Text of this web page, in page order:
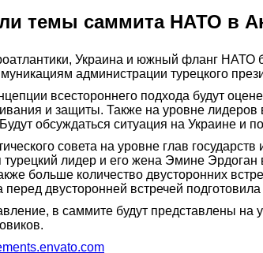
темы саммита НАТО в
Украина и южный фланг НАТО
администрации турецкого
всестороннего подхода будут
и защиты. Также на уровне
Будут обсуждаться ситуация на Украине
совета на уровне глав
лидер и его жена Эмине Эрдоган
больше количество двусторонних
двусторонней встречей
в саммите будут представлены на